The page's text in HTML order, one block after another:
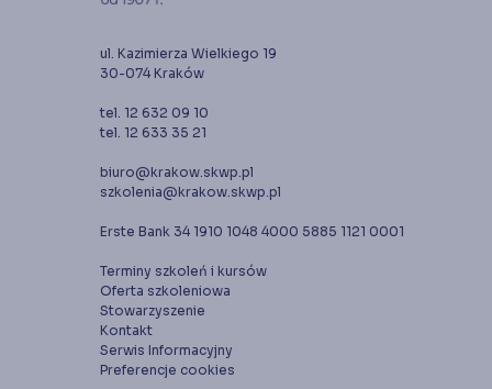
ul. Kazimierza Wielkiego 19
30-074 Kraków
tel. 12 632 09 10
tel. 12 633 35 21
biuro@krakow.skwp.pl
szkolenia@krakow.skwp.pl
Erste Bank 34 1910 1048 4000 5885 1121 0001
Terminy szkoleń i kursów
Oferta szkoleniowa
Stowarzyszenie
Kontakt
Serwis Informacyjny
Preferencje cookies